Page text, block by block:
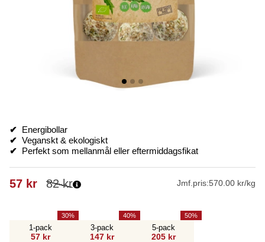
✔
Energibollar
✔ Veganskt & ekologiskt
✔
Perfekt som mellanmål eller eftermiddagsfikat
82kr
57 kr Jmf.pris:570.00 kr/kg
1-pack
57 kr
30
3-pack
147 kr
40
5-pack
205 kr
50